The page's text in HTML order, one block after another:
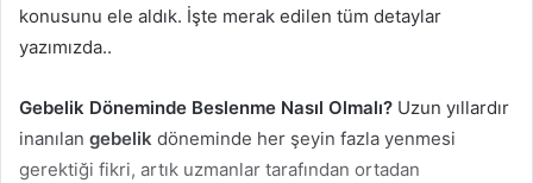
konusunu ele aldık. İşte merak edilen tüm detaylar
yazımızda..
Gebelik Döneminde Beslenme Nasıl Olmalı? Uzun yıllardır
inanılan gebelik döneminde her şeyin fazla yenmesi
gerektiği fikri, artık uzmanlar tarafından ortadan